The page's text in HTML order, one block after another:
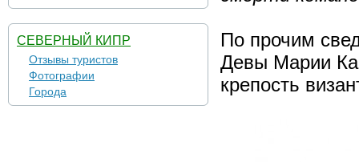
СЕВЕРНЫЙ КИПР
Отзывы туристов
Фотографии
Города
По прочим
Девы Марии
крепость